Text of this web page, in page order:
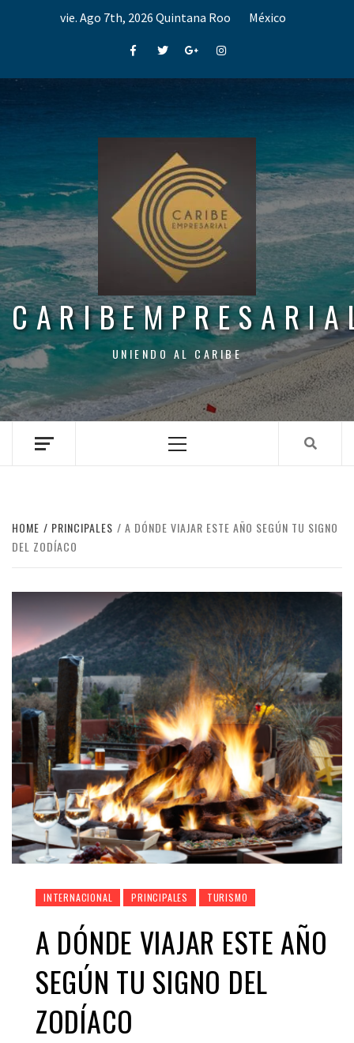
vie. Ago 7th, 2026 Quintana Roo México
FacebookTwitterGoogle+Instagram
UNIENDO AL CARIBE
Menu
HOME PRINCIPALES
A DÓNDE VIAJAR ESTE AÑO SEGÚN TU SIGNO
DEL ZODÍACO
INTERNACIONAL PRINCIPALES TURISMO
A DÓNDE VIAJAR ESTE AÑO
SEGÚN TU SIGNO DEL
ZODÍACO